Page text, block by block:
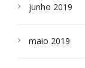
junho 2019
maio 2019